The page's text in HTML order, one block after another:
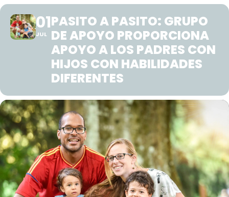
01
JUL
PASITO A PASITO: GRUPO
DE APOYO PROPORCIONA
APOYO A LOS PADRES CON
HIJOS CON HABILIDADES
DIFERENTES